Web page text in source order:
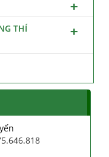
THÍ